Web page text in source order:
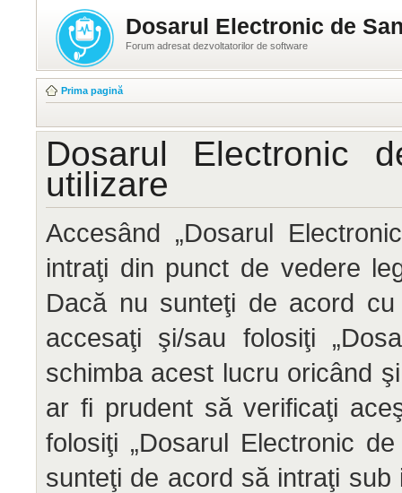
Dosarul Electronic de
Forum adresat dezvoltatorilor de software
Prima pagină
Dosarul Electronic
utilizare
Accesând „Dosarul
intraţi din punct de vedere
Dacă nu sunteţi de acord
accesaţi şi/sau folosiţi
schimba acest lucru oricând
ar fi prudent să verificaţi
folosiţi „Dosarul Electronic
sunteţi de acord să intraţi